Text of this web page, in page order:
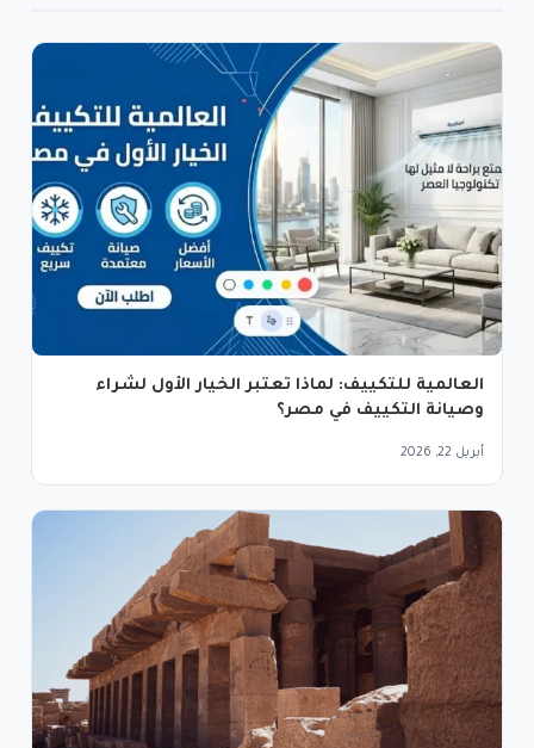
العالمية للتكييف: لماذا تعتبر الخيار الأول لشراء
وصيانة التكييف في مصر؟
أبريل 22, 2026